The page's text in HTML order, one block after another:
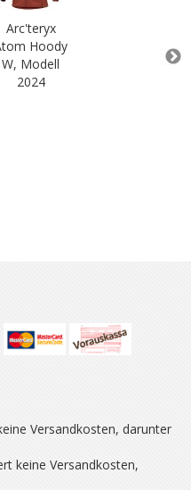
Arc'teryx
Hoody
W, Modell
2024
Versandkosten, darunter
keine Versandkosten,